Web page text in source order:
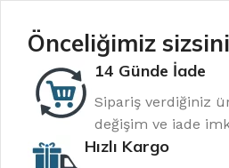
Silikon Yemler
Vibrasyon Yemler
Jig Yemler
OLTA IĞNELERI
Önceliğimiz
14 Günde İade
Sipariş verdiğiniz
değişim ve iade
Hızlı Kargo